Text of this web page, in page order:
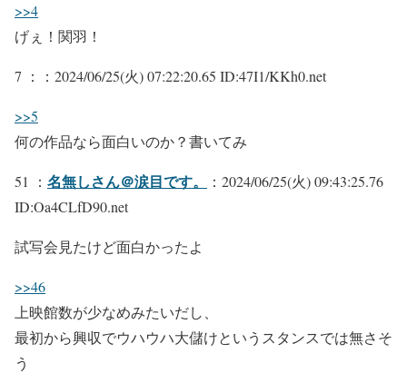
>>4
げぇ！関羽！
7 ： ：2024/06/25(火) 07:22:20.65 ID:47I1/KKh0.net
>>5
何の作品なら面白いのか？書いてみ
51 ： 名無しさん＠涙目です。
：2024/06/25(火) 09:43:25.76
ID:Oa4CLfD90.net
試写会見たけど面白かったよ
>>46
上映館数が少なめみたいだし、
最初から興収でウハウハ大儲けというスタンスでは無さそ
う